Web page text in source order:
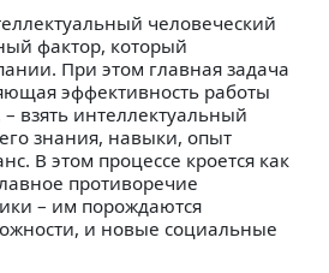
человеческий
фактор, который
При этом главная задача
эффективность работы
взять интеллектуальный
знания, навыки, опыт
В этом процессе кроется как
противоречие
– им порождаются
и новые социальные